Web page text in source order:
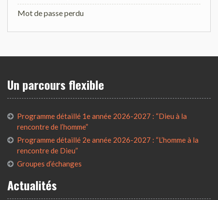
Mot de passe perdu
Un parcours flexible
Programme détaillé 1e année 2026-2027 : “Dieu à la
rencontre de l’homme”
Programme détaillé 2e année 2026-2027 : “L’homme à la
rencontre de Dieu”
Groupes d’échanges
Actualités